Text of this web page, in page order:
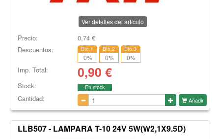
Ver detalles del artículo
Precio: 0,74€
Descuentos:
Dto.1
0%
Dto.2
0%
Dto.3
0%
Imp. Total: 0,90 €
Stock: En stock
Cantidad: Añadir
LLB507 - LAMPARA T-10 24V 5W(W2,1X9.5D)